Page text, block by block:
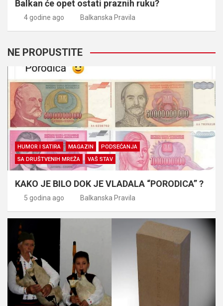
Balkan će opet ostati praznih ruku?
4 godine ago Balkanska Pravila
NE PROPUSTITE
HUMOR I SATIRA MAGAZIN
PODSEĆANJA
SA DRUŠTVENIH MREŽA
VAŠ STAV
KAKO JE BILO DOK JE VLADALA “PORODICA” ?
5 godina ago Balkanska Pravila